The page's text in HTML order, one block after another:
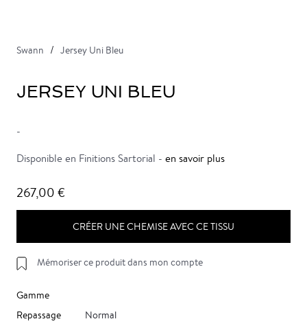
Swann Jersey Uni Bleu
JERSEY UNI BLEU
-
Disponible en Finitions Sartorial - en savoir plus
267,00 €
CRÉER UNE CHEMISE AVEC CE TISSU
Mémoriser ce produit dans mon compte
Gamme
Repassage
Normal